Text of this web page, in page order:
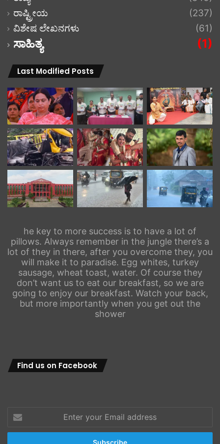
ರಾಷ್ಟ್ರೀಯ
(237)
ವಿಶೇಷ ಲೇಖನಗಳು
(61)
ಸಾಹಿತ್ಯ (1)
Last Modified Posts
he key to more success is to have a lot of
pillows. Always remember in the jungle there’s a
lot of they in there, after you overcome they, you
will make it to paradise. Egg whites, turkey
sausage, wheat toast, water. Of course they
don’t want us to eat our breakfast, so we are
going to enjoy our breakfast. Watch your back,
but more importantly when you get out the
shower
Find us on Facebook
Enter
your
Email